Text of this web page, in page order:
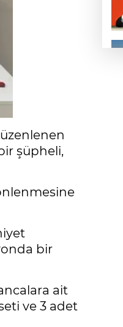
şüpheli,
bir
ait
ve 3 adet